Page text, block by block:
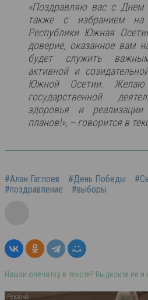
«Поздравляю вас с Днем
также с избранием на
Республики Южная
доверие, оказанное вам
будет служить
активной и
Южной Осетии.
государственной
здоровья и
планов!», – говорится в
#Алан Гаглоев #День Победы
#поздравление
#выборы
Нашли опечатку в тексте? Выделите её